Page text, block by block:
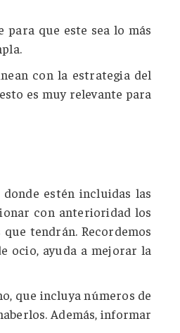
que este sea lo más
con la estrategia del
es muy relevante para
estén incluidas las
con anterioridad los
tendrán. Recordemos
ocio, ayuda a mejorar la
que incluya números de
Además, informar